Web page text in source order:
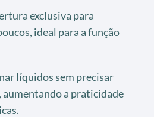
exclusiva para
ideal para a função
líquidos sem precisar
aumentando a praticidade